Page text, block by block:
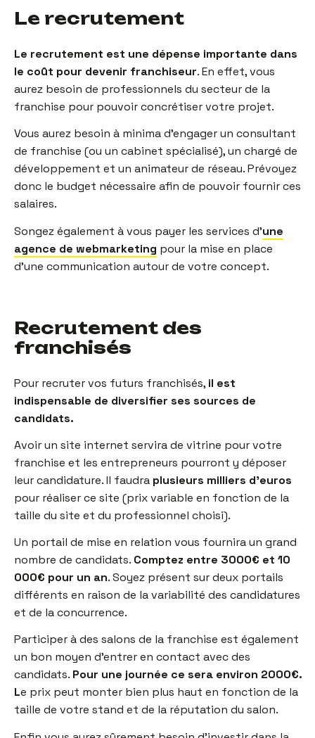
Le recrutement
Le recrutement est une dépense importante dans
le coût pour devenir franchiseur. En effet, vous
aurez besoin de professionnels du secteur de la
franchise pour pouvoir concrétiser votre projet.
Vous aurez besoin à minima d’engager un consultant
de franchise (ou un cabinet spécialisé), un chargé de
développement et un animateur de réseau. Prévoyez
donc le budget nécessaire afin de pouvoir fournir ces
salaires.
Songez également à vous payer les services d’une
agence de webmarketing pour la mise en place
d’une communication autour de votre concept.
Recrutement des
franchisés
Pour recruter vos futurs franchisés, il est
indispensable de diversifier ses sources de
candidats.
Avoir un site internet servira de vitrine pour votre
franchise et les entrepreneurs pourront y déposer
leur candidature. Il faudra plusieurs milliers d’euros
pour réaliser ce site (prix variable en fonction de la
taille du site et du professionnel choisi).
Un portail de mise en relation vous fournira un grand
nombre de candidats. Comptez entre 3000€ et 10
000€ pour un an. Soyez présent sur deux portails
différents en raison de la variabilité des candidatures
et de la concurrence.
Participer à des salons de la franchise est également
un bon moyen d’entrer en contact avec des
candidats. Pour une journée ce sera environ 2000€.
Le prix peut monter bien plus haut en fonction de la
taille de votre stand et de la réputation du salon.